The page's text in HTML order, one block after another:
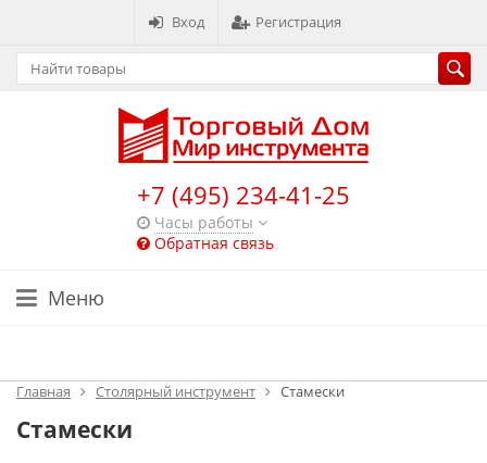
Вход Регистрация
+7 (495) 234-41-25
Часы работы
Обратная связь
Меню
Главная Столярный инструмент Стамески
Стамески